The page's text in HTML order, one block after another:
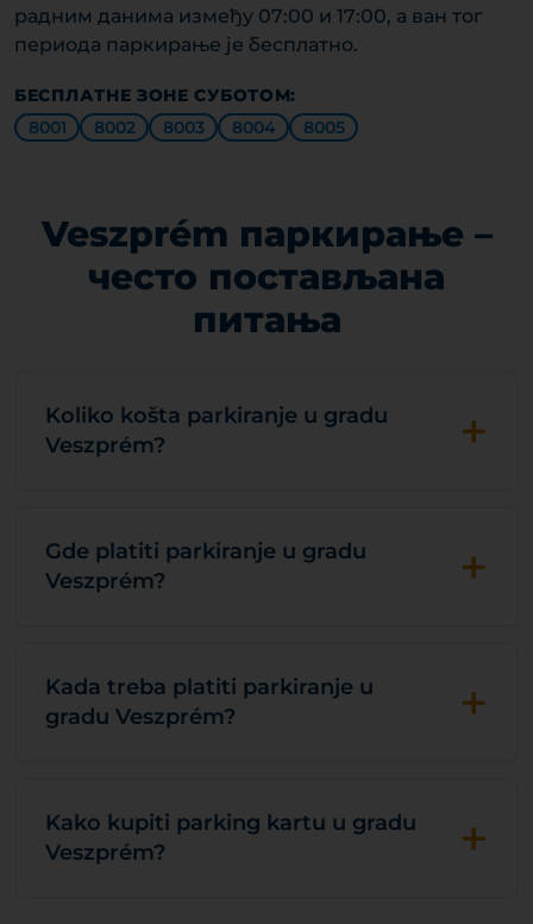
радним данима између 07:00 и 17:00, а ван тог
периода паркирање је бесплатно.
БЕСПЛАТНЕ ЗОНЕ СУБОТОМ:
8001
8002 8003 8004 8005
Veszprém паркирање –
често постављана
питања
Koliko košta parkiranje u gradu
Veszprém?
+
Gde platiti parkiranje u gradu
Veszprém?
+
Kada treba platiti parkiranje u
gradu Veszprém?
+
Kako kupiti parking kartu u gradu
Veszprém?
+